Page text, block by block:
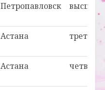
Петропавловск высшая
Астана третья
Астана